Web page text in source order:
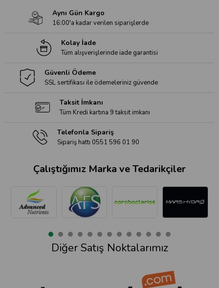
Aynı Gün Kargo
16:00'a kadar verilen siparişlerde
Kolay İade
Tüm alışverişlerinde iade garantisi
Güvenli Ödeme
SSL sertifikası ile ödemeleriniz güvende
Taksit İmkanı
Tüm Kredi kartına 9 taksit imkanı
Telefonla Sipariş
Sipariş hattı 0551 596 01 90
Çalıştığımız Marka ve Tedarikçiler
Diğer Satış Noktalarımız